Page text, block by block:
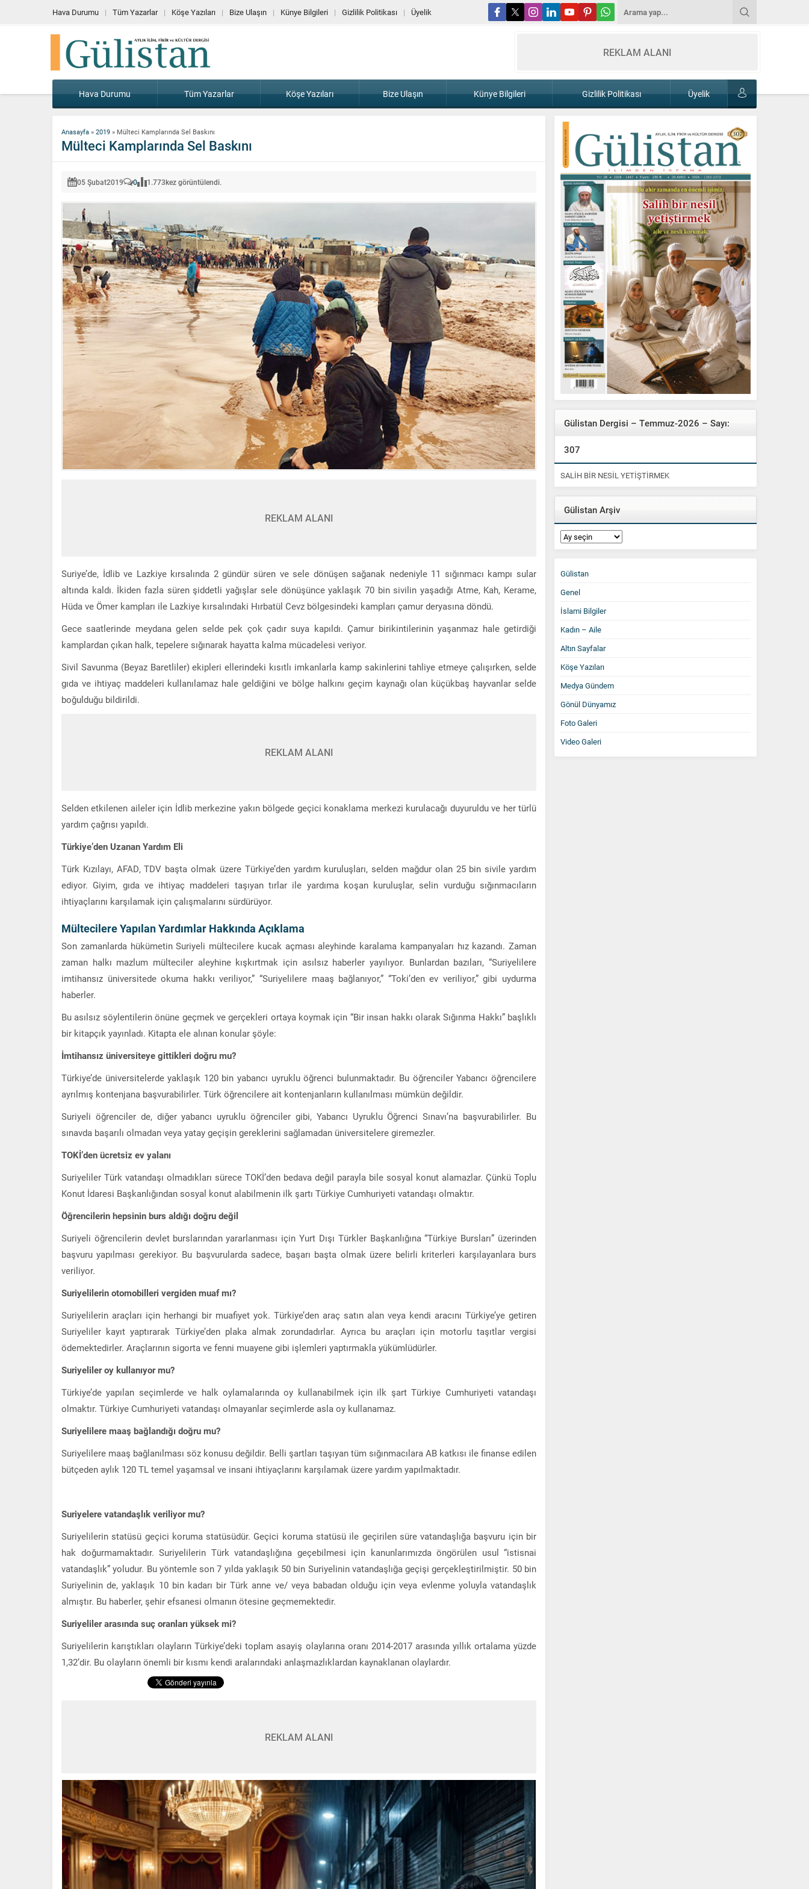
Hava Durumu Tüm Yazarlar Köşe Yazıları Bize Ulaşın Künye Bilgileri Gizlilik Politikası Üyelik
REKLAM ALANI
Hava Durumu Tüm Yazarlar Köşe Yazıları Bize Ulaşın Künye Bilgileri Gizlilik Politikası Üyelik
Anasayfa » 2019 » Mülteci Kamplarında Sel Baskını
Mülteci Kamplarında Sel Baskını
05 Şubat2019 0 1.773kez görüntülendi.
REKLAM ALANI
Suriye’de, İdlib ve Lazkiye kırsalında 2 gündür süren ve sele dönüşen sağanak nedeniyle 11 sığınmacı kampı sular
altında kaldı. İkiden fazla süren şiddetli yağışlar sele dönüşünce yaklaşık 70 bin sivilin yaşadığı Atme, Kah, Kerame,
Hüda ve Ömer kampları ile Lazkiye kırsalındaki Hırbatül Cevz bölgesindeki kampları çamur deryasına döndü.
Gece saatlerinde meydana gelen selde pek çok çadır suya kapıldı. Çamur birikintilerinin yaşanmaz hale getirdiği
kamplardan çıkan halk, tepelere sığınarak hayatta kalma mücadelesi veriyor.
Sivil Savunma (Beyaz Baretliler) ekipleri ellerindeki kısıtlı imkanlarla kamp sakinlerini tahliye etmeye çalışırken, selde
gıda ve ihtiyaç maddeleri kullanılamaz hale geldiğini ve bölge halkını geçim kaynağı olan küçükbaş hayvanlar selde
boğulduğu bildirildi.
REKLAM ALANI
Selden etkilenen aileler için İdlib merkezine yakın bölgede geçici konaklama merkezi kurulacağı duyuruldu ve her türlü
yardım çağrısı yapıldı.
Türkiye’den Uzanan Yardım Eli
Türk Kızılayı, AFAD, TDV başta olmak üzere Türkiye’den yardım kuruluşları, selden mağdur olan 25 bin sivile yardım
ediyor. Giyim, gıda ve ihtiyaç maddeleri taşıyan tırlar ile yardıma koşan kuruluşlar, selin vurduğu sığınmacıların
ihtiyaçlarını karşılamak için çalışmalarını sürdürüyor.
Mültecilere Yapılan Yardımlar Hakkında Açıklama
Son zamanlarda hükümetin Suriyeli mültecilere kucak açması aleyhinde karalama kampanyaları hız kazandı. Zaman
zaman halkı mazlum mülteciler aleyhine kışkırtmak için asılsız haberler yayılıyor. Bunlardan bazıları, “Suriyelilere
imtihansız üniversitede okuma hakkı veriliyor,” “Suriyelilere maaş bağlanıyor,” “Toki’den ev veriliyor,” gibi uydurma
haberler.
Bu asılsız söylentilerin önüne geçmek ve gerçekleri ortaya koymak için “Bir insan hakkı olarak Sığınma Hakkı” başlıklı
bir kitapçık yayınladı. Kitapta ele alınan konular şöyle:
İmtihansız üniversiteye gittikleri doğru mu?
Türkiye’de üniversitelerde yaklaşık 120 bin yabancı uyruklu öğrenci bulunmaktadır. Bu öğrenciler Yabancı öğrencilere
ayrılmış kontenjana başvurabilirler. Türk öğrencilere ait kontenjanların kullanılması mümkün değildir.
Suriyeli öğrenciler de, diğer yabancı uyruklu öğrenciler gibi, Yabancı Uyruklu Öğrenci Sınavı’na başvurabilirler. Bu
sınavda başarılı olmadan veya yatay geçişin gereklerini sağlamadan üniversitelere giremezler.
TOKİ’den ücretsiz ev yalanı
Suriyeliler Türk vatandaşı olmadıkları sürece TOKİ’den bedava değil parayla bile sosyal konut alamazlar. Çünkü Toplu
Konut İdaresi Başkanlığından sosyal konut alabilmenin ilk şartı Türkiye Cumhuriyeti vatandaşı olmaktır.
Öğrencilerin hepsinin burs aldığı doğru değil
Suriyeli öğrencilerin devlet burslarından yararlanması için Yurt Dışı Türkler Başkanlığına “Türkiye Bursları” üzerinden
başvuru yapılması gerekiyor. Bu başvurularda sadece, başarı başta olmak üzere belirli kriterleri karşılayanlara burs
veriliyor.
Suriyelilerin otomobilleri vergiden muaf mı?
Suriyelilerin araçları için herhangi bir muafiyet yok. Türkiye’den araç satın alan veya kendi aracını Türkiye’ye getiren
Suriyeliler kayıt yaptırarak Türkiye’den plaka almak zorundadırlar. Ayrıca bu araçları için motorlu taşıtlar vergisi
ödemektedirler. Araçlarının sigorta ve fenni muayene gibi işlemleri yaptırmakla yükümlüdürler.
Suriyeliler oy kullanıyor mu?
Türkiye’de yapılan seçimlerde ve halk oylamalarında oy kullanabilmek için ilk şart Türkiye Cumhuriyeti vatandaşı
olmaktır. Türkiye Cumhuriyeti vatandaşı olmayanlar seçimlerde asla oy kullanamaz.
Suriyelilere maaş bağlandığı doğru mu?
Suriyelilere maaş bağlanılması söz konusu değildir. Belli şartları taşıyan tüm sığınmacılara AB katkısı ile finanse edilen
bütçeden aylık 120 TL temel yaşamsal ve insani ihtiyaçlarını karşılamak üzere yardım yapılmaktadır.
Suriyelere vatandaşlık veriliyor mu?
Suriyelilerin statüsü geçici koruma statüsüdür. Geçici koruma statüsü ile geçirilen süre vatandaşlığa başvuru için bir
hak doğurmamaktadır. Suriyelilerin Türk vatandaşlığına geçebilmesi için kanunlarımızda öngörülen usul “istisnai
vatandaşlık” yoludur. Bu yöntemle son 7 yılda yaklaşık 50 bin Suriyelinin vatandaşlığa geçişi gerçekleştirilmiştir. 50 bin
Suriyelinin de, yaklaşık 10 bin kadarı bir Türk anne ve/ veya babadan olduğu için veya evlenme yoluyla vatandaşlık
almıştır. Bu haberler, şehir efsanesi olmanın ötesine geçmemektedir.
Suriyeliler arasında suç oranları yüksek mi?
Suriyelilerin karıştıkları olayların Türkiye’deki toplam asayiş olaylarına oranı 2014-2017 arasında yıllık ortalama yüzde
1,32’dir. Bu olayların önemli bir kısmı kendi aralarındaki anlaşmazlıklardan kaynaklanan olaylardır.
REKLAM ALANI
Gülistan Dergisi – Temmuz-2026 – Sayı:
307
SALİH BİR NESİL YETİŞTİRMEK
Gülistan Arşiv
Gülistan
Arşiv
Gülistan
Genel
İslami Bilgiler
Kadın – Aile
Altın Sayfalar
Köşe Yazıları
Medya Gündem
Gönül Dünyamız
Foto Galeri
Video Galeri